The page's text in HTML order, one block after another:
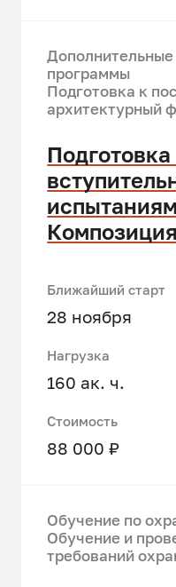
программы
Подготовка к
архитектурный
Композиция
Ближайший старт
28 ноября
Нагрузка
160 ак. ч.
Стоимость
88 000 ₽
Обучение по
Обучение и
требований